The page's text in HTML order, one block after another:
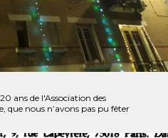
ans de l'Association des
que nous n’avons pas pu fêter